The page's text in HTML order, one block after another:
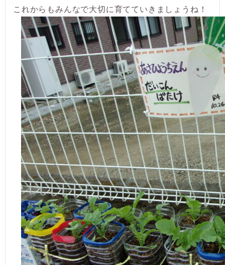
これからもみんなで大切に育てていきましょうね！